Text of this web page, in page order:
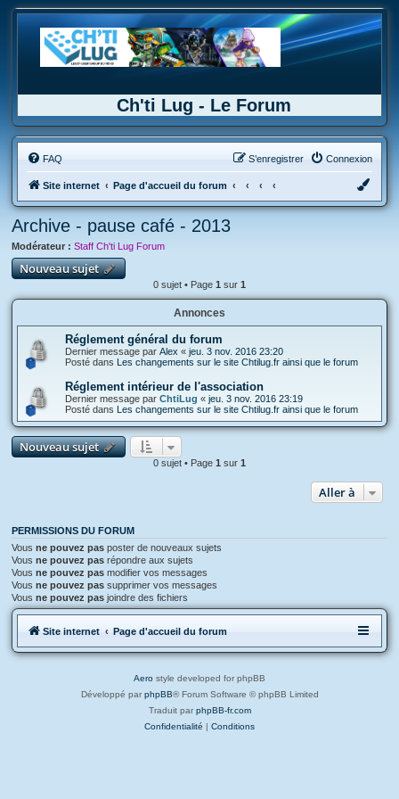
Ch'ti Lug - Le Forum
FAQ Connexion
S’enregistrer
Site internet Page d'accueil du forum
Archive - pause café - 2013
Modérateur : Staff Ch'ti Lug Forum
Nouveau sujet
0 sujet • Page 1 sur 1
Annonces
Réglement général du forum
Dernier message par Alex « jeu. 3 nov. 2016 23:20
Posté dans Les changements sur le site Chtilug.fr ainsi que le forum
Réglement intérieur de l'association
Dernier message par ChtiLug « jeu. 3 nov. 2016 23:19
Posté dans Les changements sur le site Chtilug.fr ainsi que le forum
Nouveau sujet
0 sujet • Page 1 sur 1
Aller à
PERMISSIONS DU FORUM
Vous ne pouvez pas poster de nouveaux sujets
Vous ne pouvez pas répondre aux sujets
Vous ne pouvez pas modifier vos messages
Vous ne pouvez pas supprimer vos messages
Vous ne pouvez pas joindre des fichiers
Site internet Page d'accueil du forum
Aero style developed for phpBB
Développé par phpBB® Forum Software © phpBB Limited
Traduit par phpBB-fr.com
Confidentialité | Conditions